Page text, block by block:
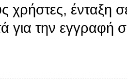
χρήστες, ένταξη
για την